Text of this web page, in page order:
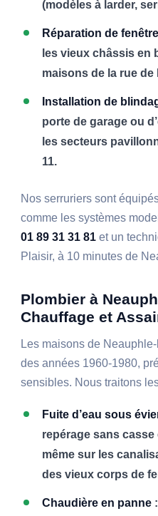
(modèles à larder,
Réparation de
les vieux châssis en
maisons de la rue de
Installation de
porte de garage ou
les secteurs
11.
Nos serruriers sont
comme les systèmes
01 89 31 31 81 et un
Plaisir, à 10 minutes de
Plombier à
Chauffage et
Les maisons de
des années 1960-1980,
sensibles. Nous traitons
Fuite d’eau sous
repérage sans
même sur les
des vieux corps de
Chaudière en panne